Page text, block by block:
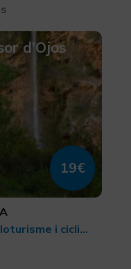
d'Ojos
19€
Turisme esportiu, BTT, cicloturisme i ciclisme